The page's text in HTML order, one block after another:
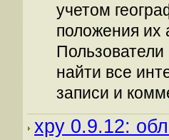
учетом
положения их
Пользователи
найти все
записи и
xpy 0.9.12: